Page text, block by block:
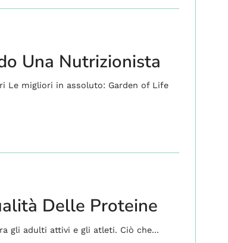
Una Nutrizionista
Le migliori in assoluto: Garden of Life
Delle Proteine
gli adulti attivi e gli atleti. Ciò che...